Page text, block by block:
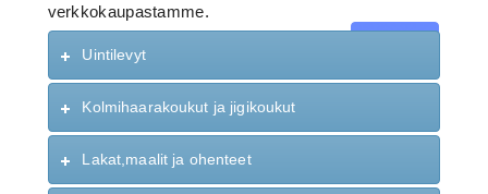
verkkokaupastamme.
Jatka
Uintilevyt
Kolmihaarakoukut ja jigikoukut
Lakat,maalit ja ohenteet